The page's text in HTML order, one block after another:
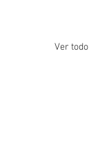
Ver todo